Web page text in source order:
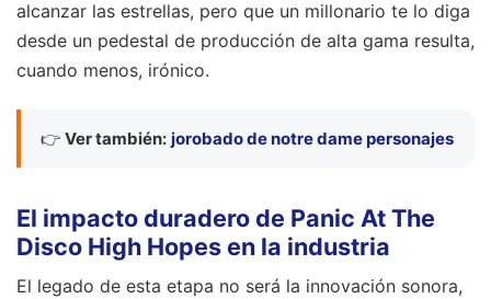
alcanzar las estrellas, pero que un millonario te lo diga
desde un pedestal de producción de alta gama resulta,
cuando menos, irónico.
👉 Ver también: jorobado de notre dame personajes
El impacto duradero de Panic At The
Disco High Hopes en la industria
El legado de esta etapa no será la innovación sonora,